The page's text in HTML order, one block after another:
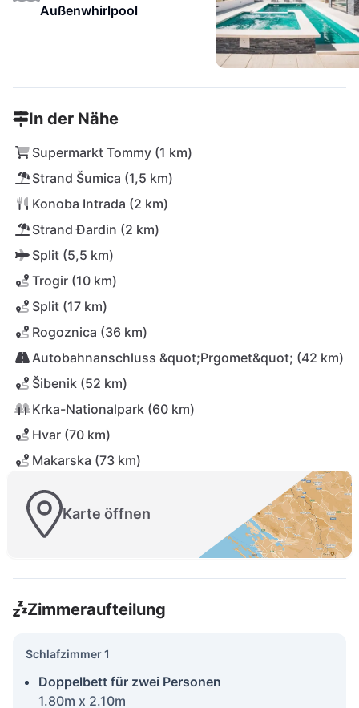
Außenwhirlpool
In der Nähe
Supermarkt Tommy (1 km)
Strand Šumica (1,5 km)
Konoba Intrada (2 km)
Strand Đardin (2 km)
Split (5,5 km)
Trogir (10 km)
Split (17 km)
Rogoznica (36 km)
Autobahnanschluss &quot;Prgomet&quot; (42 km)
Šibenik (52 km)
Krka-Nationalpark (60 km)
Hvar (70 km)
Makarska (73 km)
Karte öffnen
Zimmeraufteilung
Schlafzimmer 1
Doppelbett für zwei Personen
1.80m x 2.10m